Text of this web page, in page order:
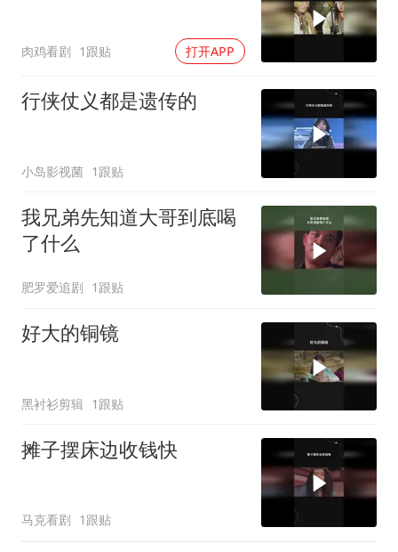
肉鸡看剧 1跟贴 打开APP
行侠仗义都是遗传的
小岛影视菌 1跟贴
我兄弟先知道大哥到底喝
了什么
肥罗爱追剧 1跟贴
好大的铜镜
黑衬衫剪辑 1跟贴
摊子摆床边收钱快
马克看剧 1跟贴